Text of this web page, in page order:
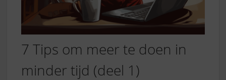
7 Tips om meer te doen in
minder tijd (deel 1)